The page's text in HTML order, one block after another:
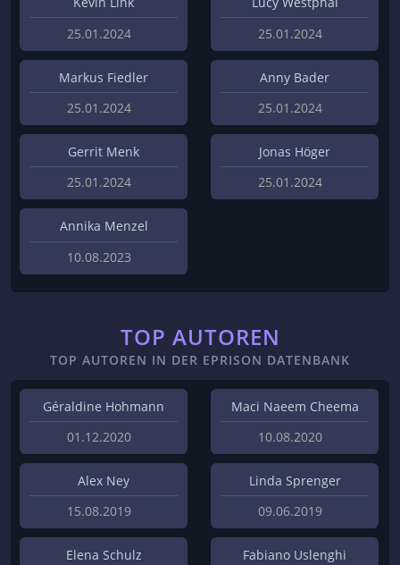
25.01.2024
25.01.2024
Markus Fiedler
25.01.2024
Anny Bader
25.01.2024
Gerrit Menk
25.01.2024
Jonas Höger
25.01.2024
Annika Menzel
10.08.2023
TOP AUTOREN
TOP AUTOREN IN DER EPRISON DATENBANK
Géraldine Hohmann
01.12.2020
Maci Naeem Cheema
10.08.2020
Alex Ney
15.08.2019
Linda Sprenger
09.06.2019
Elena Schulz
Fabiano Uslenghi